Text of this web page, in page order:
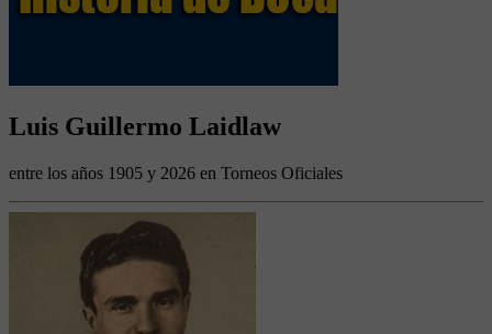
Luis Guillermo Laidlaw
entre los años 1905 y 2026 en Torneos Oficiales